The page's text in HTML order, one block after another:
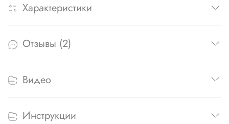
Характеристики
Отзывы (2)
Видео
Инструкции